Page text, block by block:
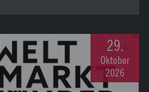
29.
Oktober
2026